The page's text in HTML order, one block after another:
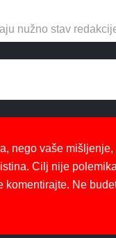
nužno stav
nego vaše mišljenje,
Cilj nije
komentirajte. Ne